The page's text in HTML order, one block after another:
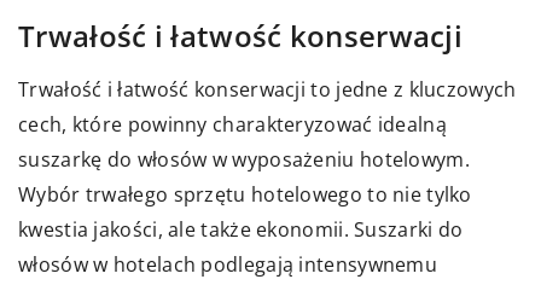
Trwałość i łatwość konserwacji
Trwałość i łatwość konserwacji to jedne z kluczowych
cech, które powinny charakteryzować idealną
suszarkę do włosów w wyposażeniu hotelowym.
Wybór trwałego sprzętu hotelowego to nie tylko
kwestia jakości, ale także ekonomii. Suszarki do
włosów w hotelach podlegają intensywnemu